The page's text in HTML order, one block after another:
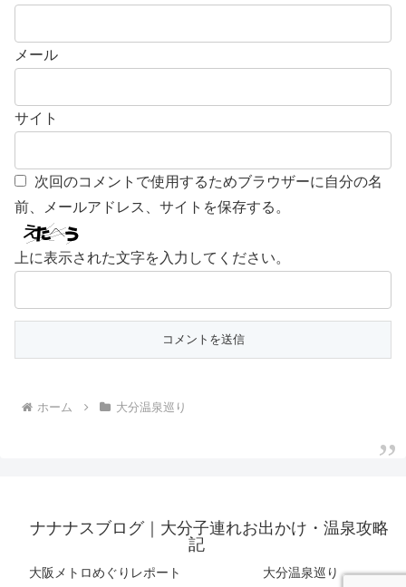
メール
サイト
次回のコメントで使用するためブラウザーに自分の名
前、メールアドレス、サイトを保存する。
上に表示された文字を入力してください。
ホーム 大分温泉巡り
ナナナスブログ｜大分子連れお出かけ・温泉攻略
記
大阪メトロめぐりレポート 大分温泉巡り